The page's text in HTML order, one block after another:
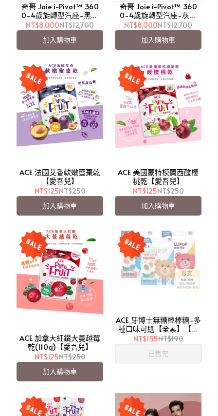
奇哥 Joie i-Pivot™ 360
0-4歲旋轉型汽座-黑色
【愛吾兒】
NT$8,000NT$12,700
加入購物車
奇哥 Joie i-Pivot™ 360
0-4歲旋轉型汽座-灰色
【愛吾兒】
NT$8,000NT$12,700
加入購物車
ACE 法國艾香軟嫩蜜棗乾
【愛吾兒】
NT$125NT$250
加入購物車
ACE 美國蒙特模蘭西酸櫻
桃乾【愛吾兒】
NT$125NT$250
加入購物車
ACE 加拿大紅鑽大蔓越莓
乾(110g)【愛吾兒】
NT$125NT$250
加入購物車
ACE 牙博士無糖棒棒糖-多
種口味可選【全素】【愛
吾兒】
NT$155NT$190
已售完